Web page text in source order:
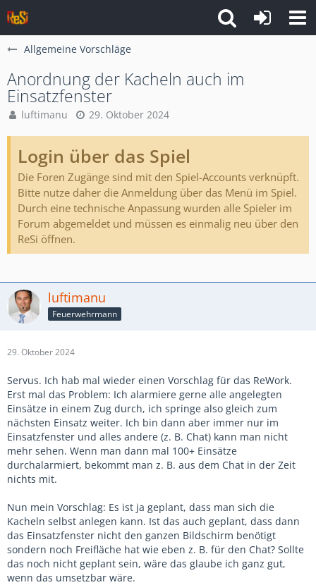
Allgemeine Vorschläge
Anordnung der Kacheln auch im
Einsatzfenster
luftimanu 29. Oktober 2024
Login über das Spiel
Die Foren Zugänge sind mit den Spiel-Accounts verknüpft.
Bitte nutze daher die Anmeldung über das Menü im Spiel.
Durch eine technische Anpassung wurden alle Spieler im
Forum abgemeldet und müssen es einmalig neu über den
ReSi öffnen.
luftimanu
Feuerwehrmann
29. Oktober 2024
Servus. Ich hab mal wieder einen Vorschlag für das ReWork.
Erst mal das Problem: Ich alarmiere gerne alle angelegten
Einsätze in einem Zug durch, ich springe also gleich zum
nächsten Einsatz weiter. Ich bin dann aber immer nur im
Einsatzfenster und alles andere (z. B. Chat) kann man nicht
mehr sehen. Wenn man dann mal 100+ Einsätze
durchalarmiert, bekommt man z. B. aus dem Chat in der Zeit
nichts mit.
Nun mein Vorschlag: Es ist ja geplant, dass man sich die
Kacheln selbst anlegen kann. Ist das auch geplant, dass dann
das Einsatzfenster nicht den ganzen Bildschirm benötigt
sondern noch Freifläche hat wie eben z. B. für den Chat? Sollte
das noch nicht geplant sein, wäre das glaube ich ganz gut,
wenn das umsetzbar wäre.